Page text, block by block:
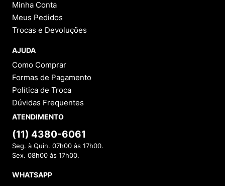
Minha Conta
Meus Pedidos
Trocas e Devoluções
AJUDA
Como Comprar
Formas de Pagamento
Política de Troca
Dúvidas Frequentes
ATENDIMENTO
(11) 4380-6061
Seg. à Quin. 07h00 às 17h00.
Sex. 08h00 às 17h00.
WHATSAPP